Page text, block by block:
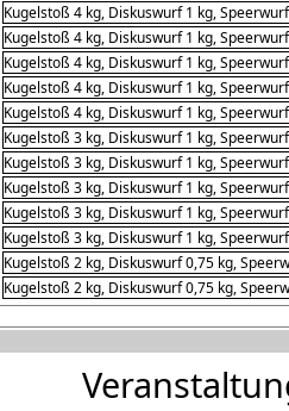
Kugelstoß 4 kg, Diskuswurf 1 kg,
Kugelstoß 4 kg, Diskuswurf 1 kg,
Kugelstoß 4 kg, Diskuswurf 1 kg,
Kugelstoß 4 kg, Diskuswurf 1 kg,
Kugelstoß 4 kg, Diskuswurf 1 kg,
Kugelstoß 3 kg, Diskuswurf 1 kg,
Kugelstoß 3 kg, Diskuswurf 1 kg,
Kugelstoß 3 kg, Diskuswurf 1 kg,
Kugelstoß 3 kg, Diskuswurf 1 kg,
Kugelstoß 3 kg, Diskuswurf 1 kg,
Kugelstoß 2 kg, Diskuswurf 0,75 kg,
Kugelstoß 2 kg, Diskuswurf 0,75 kg,